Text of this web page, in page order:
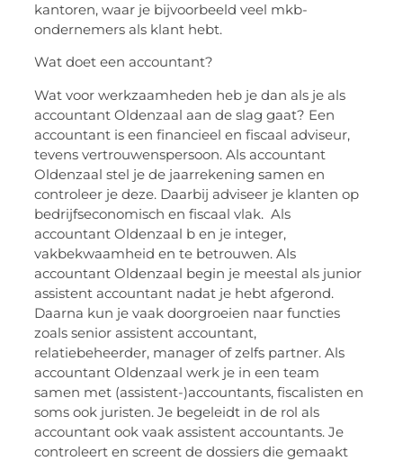
kantoren, waar je bijvoorbeeld veel mkb-
ondernemers als klant hebt.
Wat doet een accountant?
Wat voor werkzaamheden heb je dan als je als
accountant Oldenzaal aan de slag gaat? Een
accountant is een financieel en fiscaal adviseur,
tevens vertrouwenspersoon. Als accountant
Oldenzaal stel je de jaarrekening samen en
controleer je deze. Daarbij adviseer je klanten op
bedrijfseconomisch en fiscaal vlak. Als
accountant Oldenzaal b en je integer,
vakbekwaamheid en te betrouwen. Als
accountant Oldenzaal begin je meestal als junior
assistent accountant nadat je hebt afgerond.
Daarna kun je vaak doorgroeien naar functies
zoals senior assistent accountant,
relatiebeheerder, manager of zelfs partner. Als
accountant Oldenzaal werk je in een team
samen met (assistent-)accountants, fiscalisten en
soms ook juristen. Je begeleidt in de rol als
accountant ook vaak assistent accountants. Je
controleert en screent de dossiers die gemaakt